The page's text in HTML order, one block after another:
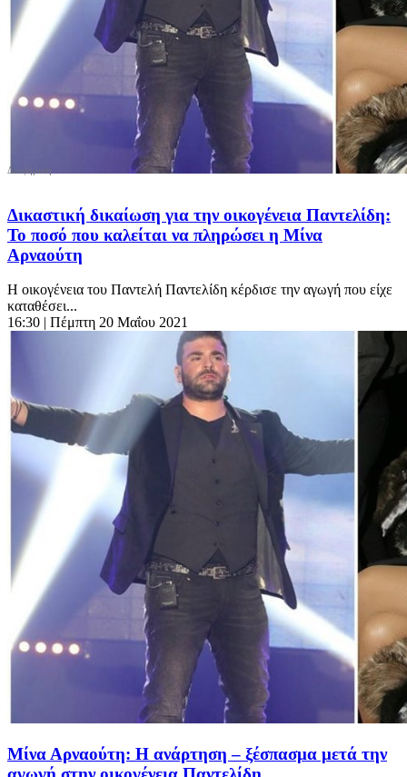
Δικαστική δικαίωση για την οικογένεια Παντελίδη:
Το ποσό που καλείται να πληρώσει η Μίνα
Αρναούτη
Η οικογένεια του Παντελή Παντελίδη κέρδισε την αγωγή που είχε
καταθέσει...
16:30 | Πέμπτη 20 Μαΐου 2021
Μίνα Αρναούτη: Η ανάρτηση – ξέσπασμα μετά την